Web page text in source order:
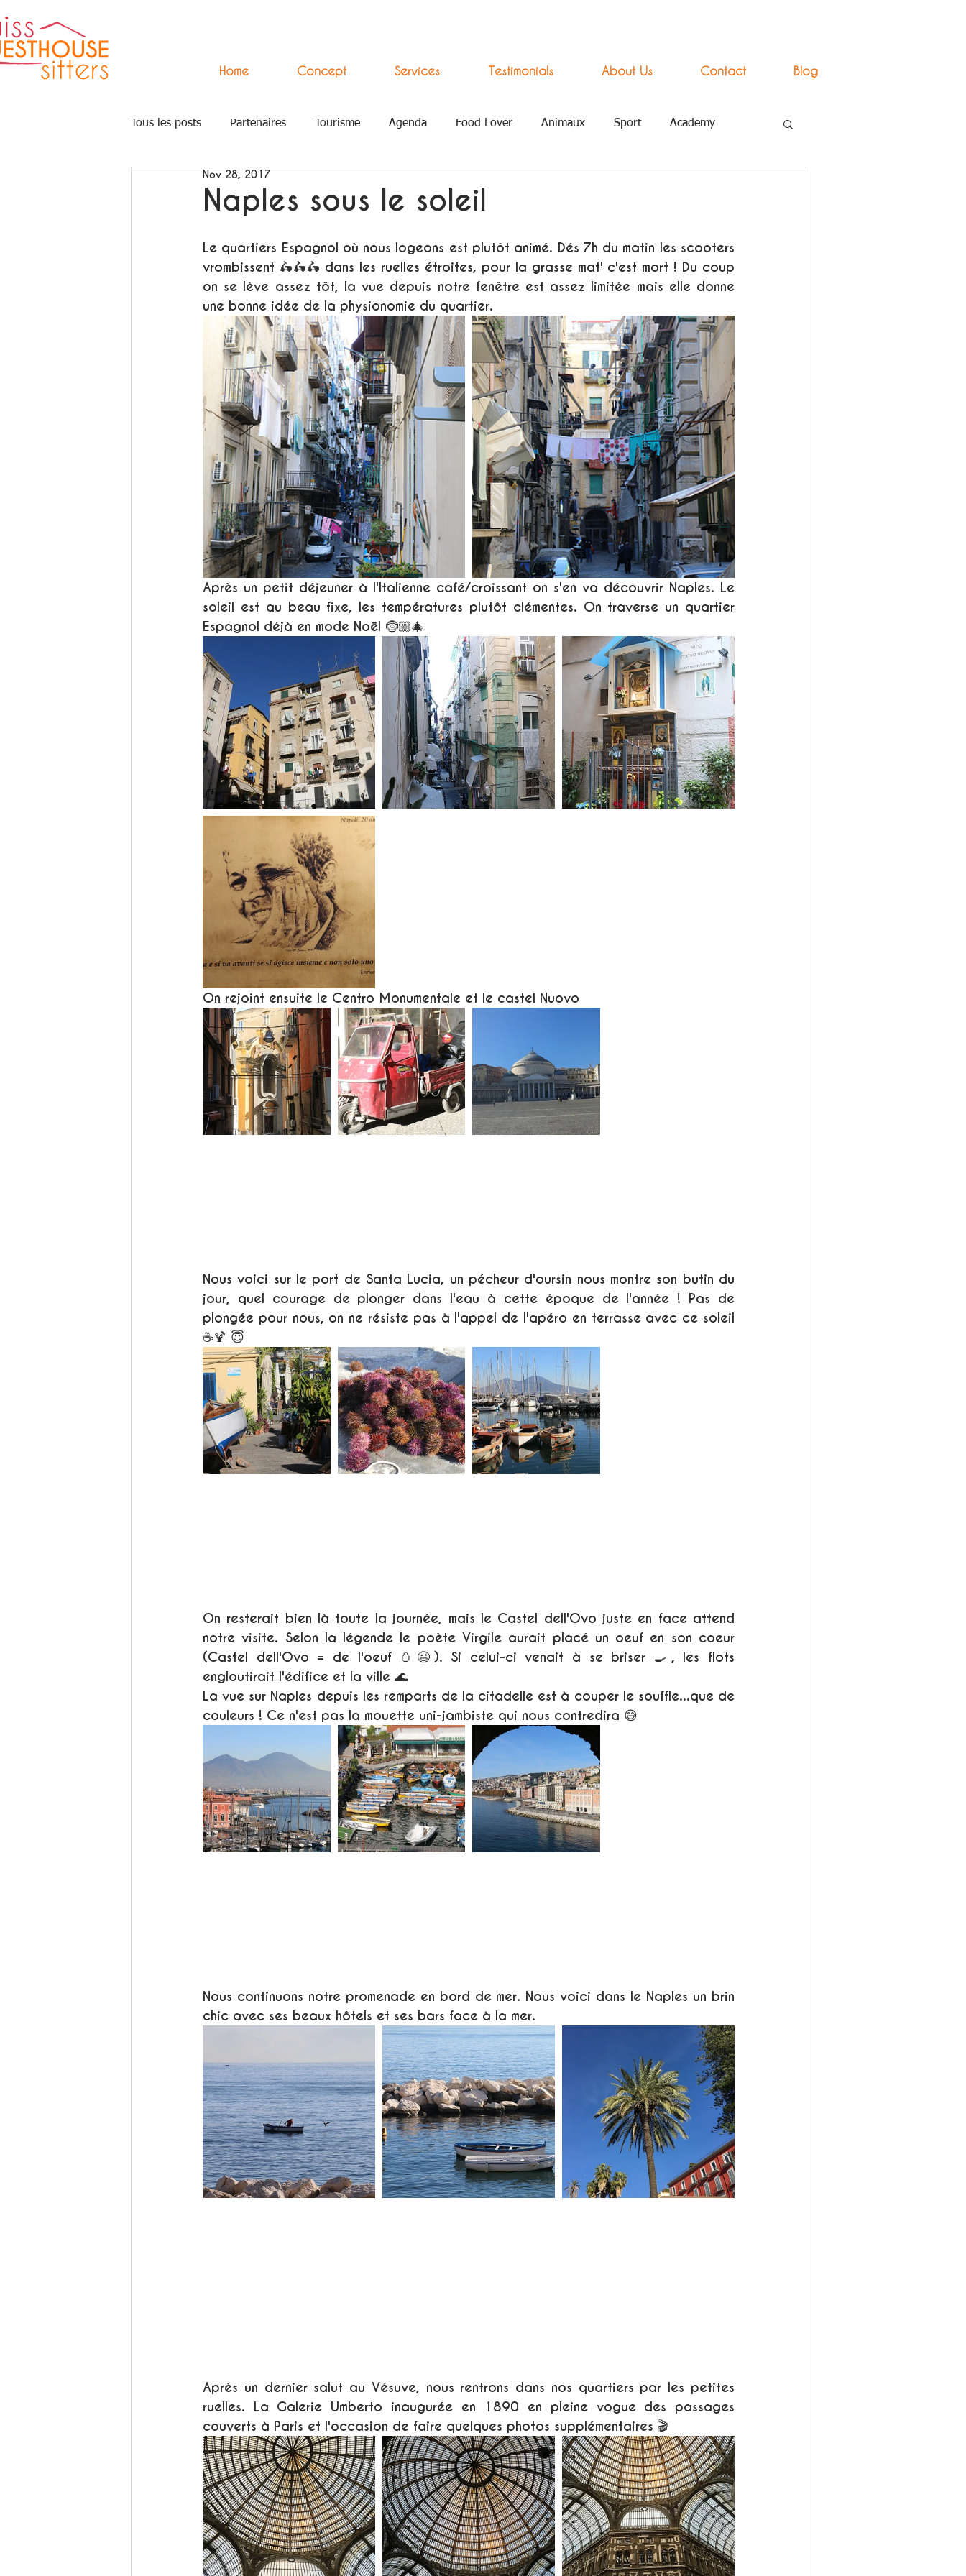
Home Concept Services Testimonials About Us Contact Blog
Tous les posts Partenaires Tourisme Agenda Food Lover Animaux Sport Academy
Arts Accompagnement Numérique
Naples sous le soleil
Nov 28, 2017
Le quartiers Espagnol où nous logeons est plutôt animé. Dés 7h du matin les scooters
vrombissent 🛵🛵🛵 dans les ruelles étroites, pour la grasse mat' c'est mort ! Du coup
on se lève assez tôt, la vue depuis notre fenêtre est assez limitée mais elle donne
une bonne idée de la physionomie du quartier.
Après un petit déjeuner à l'Italienne café/croissant on s'en va découvrir Naples. Le
soleil est au beau fixe, les températures plutôt clémentes. On traverse un quartier
Espagnol déjà en mode Noël 🤶🏼🎄
On rejoint ensuite le Centro Monumentale et le castel Nuovo
Nous voici sur le port de Santa Lucia, un pécheur d'oursin nous montre son butin du
jour, quel courage de plonger dans l'eau à cette époque de l'année ! Pas de
plongée pour nous, on ne résiste pas à l'appel de l'apéro en terrasse avec ce soleil
☕️🍹 😇
On resterait bien là toute la journée, mais le Castel dell'Ovo juste en face attend
notre visite. Selon la légende le poète Virgile aurait placé un oeuf en son coeur
(Castel dell'Ovo = de l'oeuf 🥚😉). Si celui-ci venait à se briser 🍳, les flots
engloutirait l'édifice et la ville 🌊
La vue sur Naples depuis les remparts de la citadelle est à couper le souffle...que de
couleurs ! Ce n'est pas la mouette uni-jambiste qui nous contredira 😅
Nous continuons notre promenade en bord de mer. Nous voici dans le Naples un brin
chic avec ses beaux hôtels et ses bars face à la mer.
Après un dernier salut au Vésuve, nous rentrons dans nos quartiers par les petites
ruelles. La Galerie Umberto inaugurée en 1890 en pleine vogue des passages
couverts à Paris et l'occasion de faire quelques photos supplémentaires 🎬